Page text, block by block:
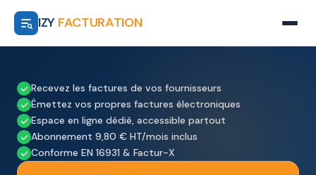
IZY FACTURATION
Recevez les factures de vos fournisseurs
Émettez vos propres factures électroniques
Espace en ligne dédié, accessible partout
Abonnement 9,80 € HT/mois inclus
Conforme EN 16931 & Factur-X